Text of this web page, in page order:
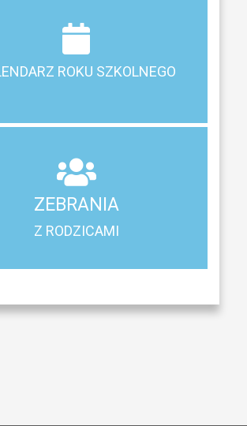
ROKU SZKOLNEGO
ROKU SZKOLNEGO
Terminy ferii, matur, zebrań i klasyfikacji
ZEBRANIA
Z RODZICAMI
Z RODZICAMI
spotkań i konsultacji z rodzicami